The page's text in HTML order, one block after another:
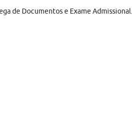
de Documentos e Exame